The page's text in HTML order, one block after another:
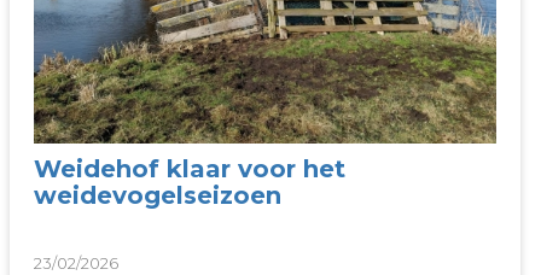
Weidehof klaar voor het
weidevogelseizoen
23/02/2026